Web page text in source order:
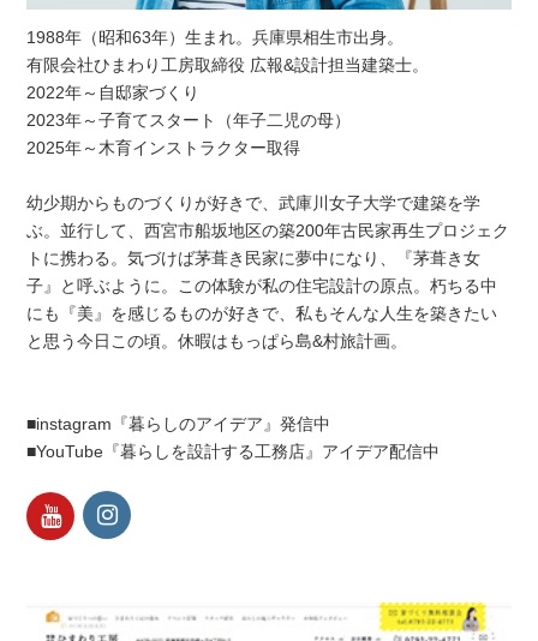
1988年（昭和63年）生まれ。兵庫県相生市出身。
有限会社ひまわり工房取締役 広報&設計担当建築士。
2022年～自邸家づくり
2023年～子育てスタート（年子二児の母）
2025年～木育インストラクター取得
幼少期からものづくりが好きで、武庫川女子大学で建築を学
ぶ。並行して、西宮市船坂地区の築200年古民家再生プロジェク
トに携わる。気づけば茅葺き民家に夢中になり、『茅葺き女
子』と呼ぶように。この体験が私の住宅設計の原点。朽ちる中
にも『美』を感じるものが好きで、私もそんな人生を築きたい
と思う今日この頃。休暇はもっぱら島&村旅計画。
■instagram『暮らしのアイデア』発信中
■YouTube『暮らしを設計する工務店』アイデア配信中